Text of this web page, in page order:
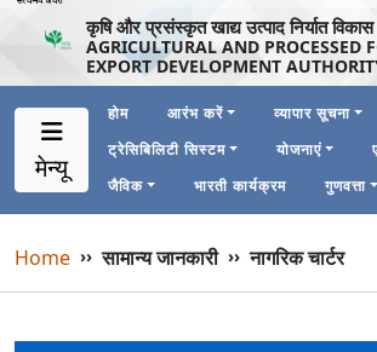
कृषि और प्रसंस्कृत खाद्य उत्पाद निर्यात
AGRICULTURAL AND PROCESSED
EXPORT DEVELOPMENT
मेन्यू
Main Navigation 1
Main Menu Horizontal
होम आरंभ करें
व्यापार सूचना
ट्रेसिबिलिटी सिस्टम
योजनाएं
जैविक
भारती कार्यक्रम गुणवत्ता
Breadcrumb
Home ››सामान्य जानकारी››नागरिक चार्टर